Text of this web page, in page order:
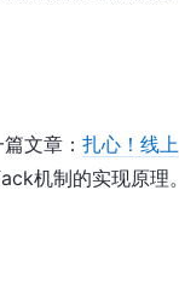
文章：扎心！线上
机制的实现原理。